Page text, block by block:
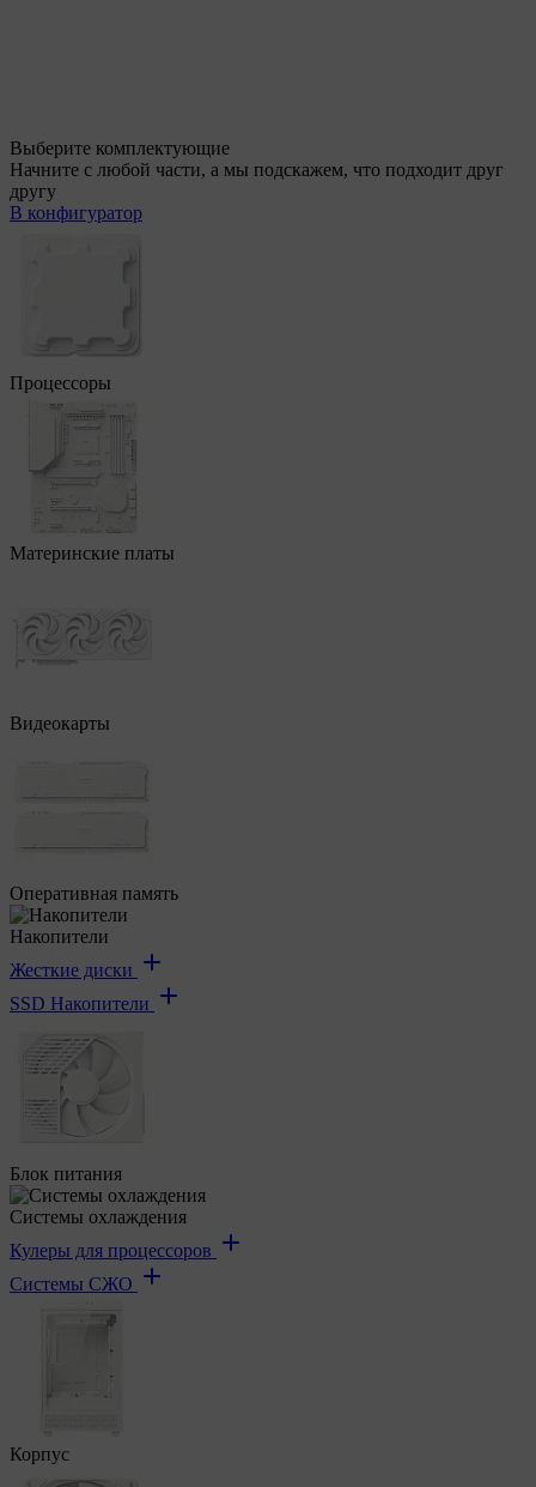
Выберите комплектующие
Начните с любой части, а мы подскажем, что подходит друг
другу
В конфигуратор
Процессоры
Материнские платы
Видеокарты
Оперативная память
Накопители
Жесткие диски
SSD Накопители
Блок питания
Системы охлаждения
Кулеры для процессоров
Системы СЖО
Корпус